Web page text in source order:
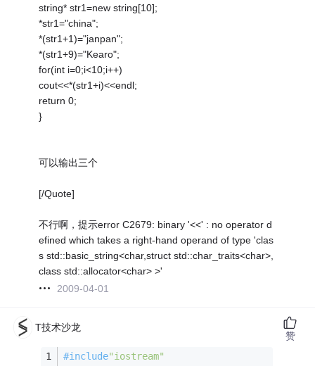
string* str1=new string[10];
*str1="china";
*(str1+1)="janpan";
*(str1+9)="Kearo";
for(int i=0;i<10;i++)
cout<<*(str1+i)<<endl;
return 0;
}
可以输出三个
[/Quote]
不行啊，提示error C2679: binary '<<' : no operator d
efined which takes a right-hand operand of type 'clas
s std::basic_string<char,struct std::char_traits<char>,
class std::allocator<char> >'
2009-04-01
T技术沙龙
#include"iostream"
赞